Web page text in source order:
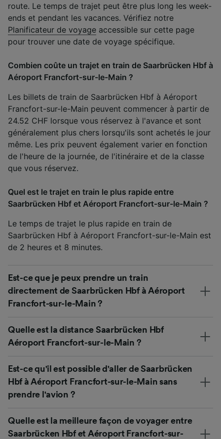
route. Le temps de trajet peut être plus long les week-
ends et pendant les vacances. Vérifiez notre
Planificateur de voyage accessible sur cette page
pour trouver une date de voyage spécifique.
Combien coûte un trajet en train de Saarbrücken Hbf à
Aéroport Francfort-sur-le-Main ?
Les billets de train de Saarbrücken Hbf à Aéroport
Francfort-sur-le-Main peuvent commencer à partir de
24.52 CHF lorsque vous réservez à l'avance et sont
généralement plus chers lorsqu'ils sont achetés le jour
même. Les prix peuvent également varier en fonction
de l'heure de la journée, de l'itinéraire et de la classe
que vous réservez.
Quel est le trajet en train le plus rapide entre
Saarbrücken Hbf et Aéroport Francfort-sur-le-Main ?
Le temps de trajet le plus rapide en train de
Saarbrücken Hbf à Aéroport Francfort-sur-le-Main est
de 2 heures et 8 minutes.
Est-ce que je peux prendre un train
directement de Saarbrücken Hbf à Aéroport
Francfort-sur-le-Main ?
Quelle est la distance Saarbrücken Hbf
Aéroport Francfort-sur-le-Main ?
Est-ce qu'il est possible d'aller de Saarbrücken
Hbf à Aéroport Francfort-sur-le-Main sans
prendre l'avion ?
Quelle est la meilleure façon de voyager entre
Saarbrücken Hbf et Aéroport Francfort-sur-